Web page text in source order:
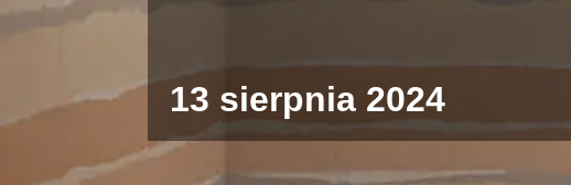
13 sierpnia 2024